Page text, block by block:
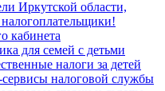
Иркутской области,
кабинета
для семей с детьми
налоги за детей
налоговой службы